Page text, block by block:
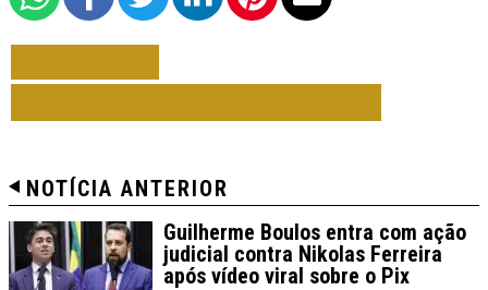
NOTÍCIA ANTERIOR
Guilherme Boulos entra com ação
judicial contra Nikolas Ferreira
após vídeo viral sobre o Pix